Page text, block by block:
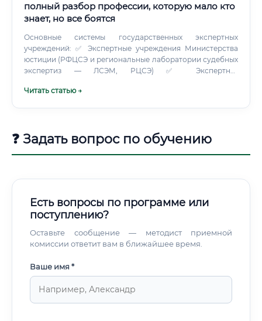
полный разбор профессии, которую мало кто
знает, но все боятся
Основные системы государственных экспертных
учреждений: ✅ Экспертные учреждения Министерства
юстиции (РФЦСЭ и региональные лаборатории судебных
экспертиз — ЛСЭМ, РЦСЭ) ✅ Экспертно-
медицинские и криминалистические подразделения СК
Попасть на стажировку туда — значит получить доступ к
лучшей методической базе в стране.
Читать статью →
❓ Задать вопрос по обучению
Есть вопросы по программе или
поступлению?
Оставьте сообщение — методист приемной
комиссии ответит вам в ближайшее время.
Ваше имя *